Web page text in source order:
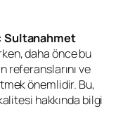
Sultanahmet
daha önce bu
referanslarını ve
önemlidir. Bu,
hakkında bilgi